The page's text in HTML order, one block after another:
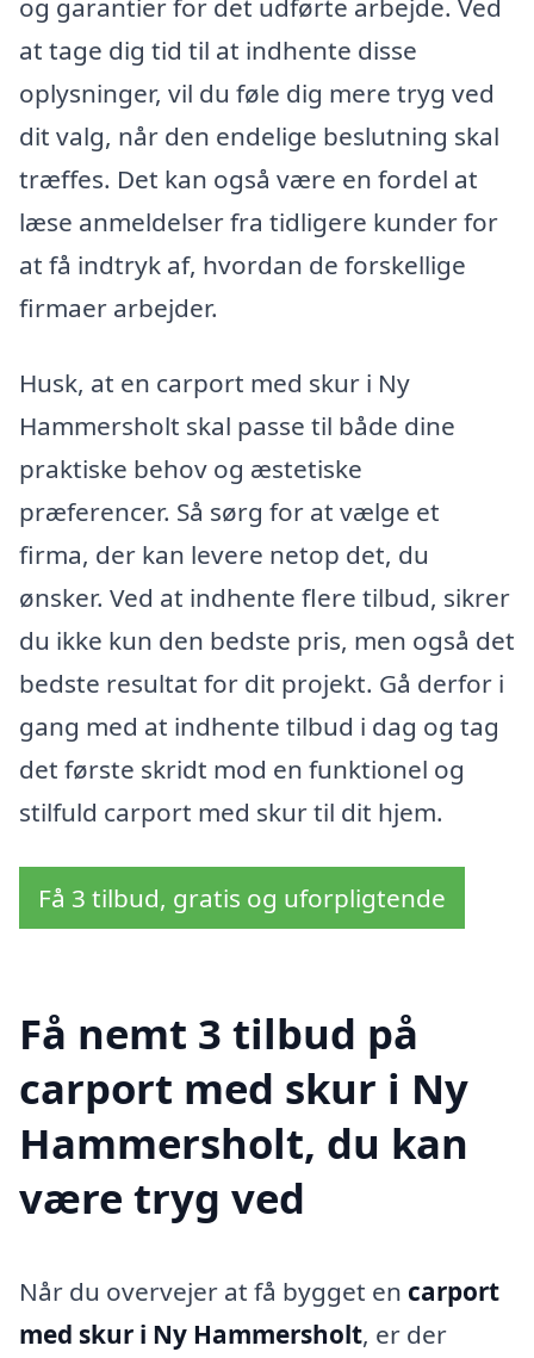
og garantier for det udførte arbejde. Ved
at tage dig tid til at indhente disse
oplysninger, vil du føle dig mere tryg ved
dit valg, når den endelige beslutning skal
træffes. Det kan også være en fordel at
læse anmeldelser fra tidligere kunder for
at få indtryk af, hvordan de forskellige
firmaer arbejder.
Husk, at en carport med skur i Ny
Hammersholt skal passe til både dine
praktiske behov og æstetiske
præferencer. Så sørg for at vælge et
firma, der kan levere netop det, du
ønsker. Ved at indhente flere tilbud, sikrer
du ikke kun den bedste pris, men også det
bedste resultat for dit projekt. Gå derfor i
gang med at indhente tilbud i dag og tag
det første skridt mod en funktionel og
stilfuld carport med skur til dit hjem.
Få 3 tilbud, gratis og uforpligtende
Få nemt 3 tilbud på
carport med skur i Ny
Hammersholt, du kan
være tryg ved
Når du overvejer at få bygget en carport
med skur i Ny Hammersholt, er der